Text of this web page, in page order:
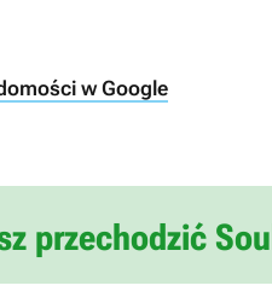
w Google
przechodzić